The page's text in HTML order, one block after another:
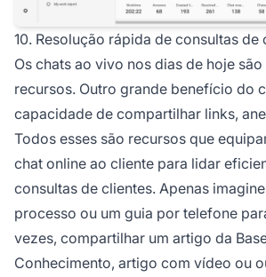
10. Resolução rápida de consultas de
Os chats ao vivo nos dias de hoje
recursos. Outro grande benefício do
capacidade de compartilhar links,
Todos esses são recursos que
chat online ao cliente para lidar
consultas de clientes. Apenas
processo ou um guia por telefone
vezes, compartilhar um artigo da
Conhecimento, artigo com vídeo ou